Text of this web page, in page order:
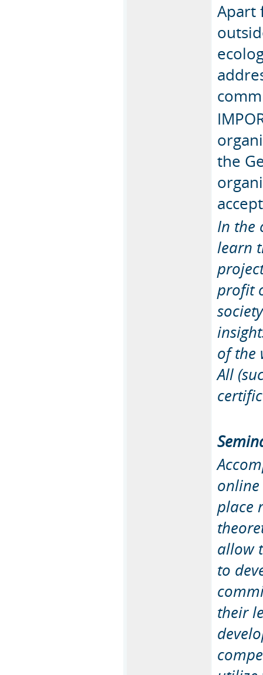
Apart
the
In the
learn
profit
of the
All
online
place
allow
to
their